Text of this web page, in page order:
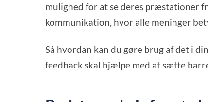
mulighed for at se deres præstationer
kommunikation, hvor alle meninger
Så hvordan kan du gøre brug af det i
feedback skal hjælpe med at sætte